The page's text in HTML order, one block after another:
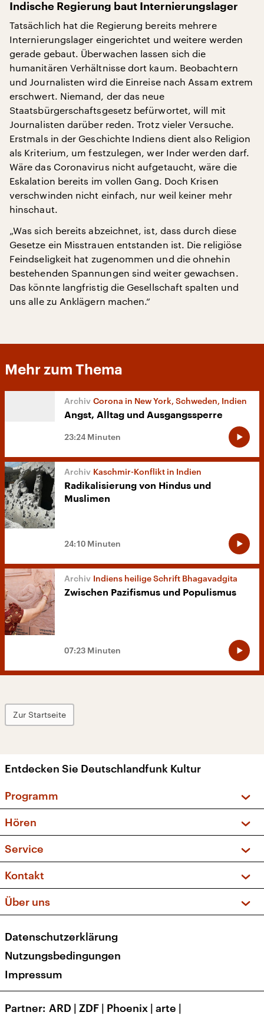
Indische Regierung baut Internierungslager
Tatsächlich hat die Regierung bereits mehrere
Internierungslager eingerichtet und weitere werden
gerade gebaut. Überwachen lassen sich die
humanitären Verhältnisse dort kaum. Beobachtern
und Journalisten wird die Einreise nach Assam extrem
erschwert. Niemand, der das neue
Staatsbürgerschaftsgesetz befürwortet, will mit
Journalisten darüber reden. Trotz vieler Versuche.
Erstmals in der Geschichte Indiens dient also Religion
als Kriterium, um festzulegen, wer Inder werden darf.
Wäre das Coronavirus nicht aufgetaucht, wäre die
Eskalation bereits im vollen Gang. Doch Krisen
verschwinden nicht einfach, nur weil keiner mehr
hinschaut.
„Was sich bereits abzeichnet, ist, dass durch diese
Gesetze ein Misstrauen entstanden ist. Die religiöse
Feindseligkeit hat zugenommen und die ohnehin
bestehenden Spannungen sind weiter gewachsen.
Das könnte langfristig die Gesellschaft spalten und
uns alle zu Anklägern machen.“
Mehr zum Thema
Corona in New York, Schweden, Indien
Angst, Alltag und Ausgangssperre
23:24 Minuten
Kaschmir-Konflikt in Indien
Radikalisierung von Hindus und
Muslimen
24:10 Minuten
Indiens heilige Schrift Bhagavadgita
Zwischen Pazifismus und Populismus
07:23 Minuten
Zur Startseite
Entdecken Sie Deutschlandfunk Kultur
Programm
Sendungen und Podcasts
Musikliste
Kakadu – Das Kinderprogramm
Hören
Frequenzen (UKW + DAB+)
Service
FAQ
Apps
Newsletter
Veranstaltungen
Kontakt
Social Media
Über uns
Presse
Karriere
Transparenz
Datenschutzerklärung
Nutzungsbedingungen
Impressum
Partner ARD | ZDF | Phoenix | arte |